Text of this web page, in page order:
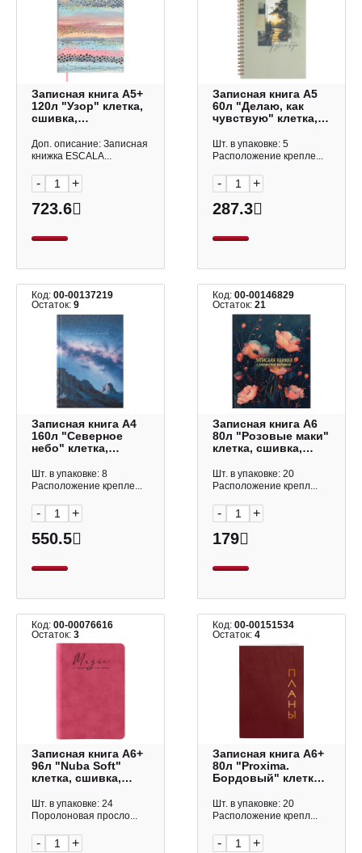
Записная книга А5+
120л "Узор" клетка,
сшивка,
иск.кожа 67302
Escalada
Доп. описание: Записная
книжка ESCALA...
- +
723.6
Записная книга А5
60л "Делаю, как
чувствую" клетка,
палстик.обл. 73726
Феникс+
Шт. в упаковке: 5
Расположение крепле...
- +
287.3
Код: 00-00137219
Остаток: 9
Записная книга А4
160л "Северное
небо" клетка,
7БЦ, рисунок
КЗ41604352 Listoff
Шт. в упаковке: 8
Расположение крепле...
- +
550.5
Код:00-00146829
Остаток:21
Записная книга А6
80л "Розовые маки"
клетка, сшивка,
алфавит. 68299/Р
Феникс+
Шт. в упаковке: 20
Расположение крепл...
- +
179
Код: 00-00076616
Остаток: 3
Записная книга А6+
96л "Nuba Soft"
клетка, сшивка,
иск.кожа, красный
8604-06-A Axent
Шт. в упаковке: 24
Поролоновая просло...
- +
Код:00-00151534
Остаток:4
Записная книга А6+
80л "Proxima.
Бордовый" клетка,
интегр.обл., иск.кож
КЗРКФ6804268
Шт. в упаковке: 20
Расположение крепл...
- +